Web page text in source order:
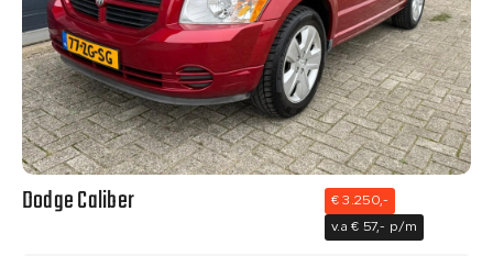
Dodge Caliber
€ 3.250,-
v.a € 57,- p/m